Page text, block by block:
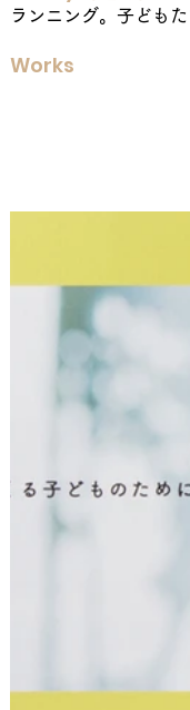
ランニング。子ども
Works